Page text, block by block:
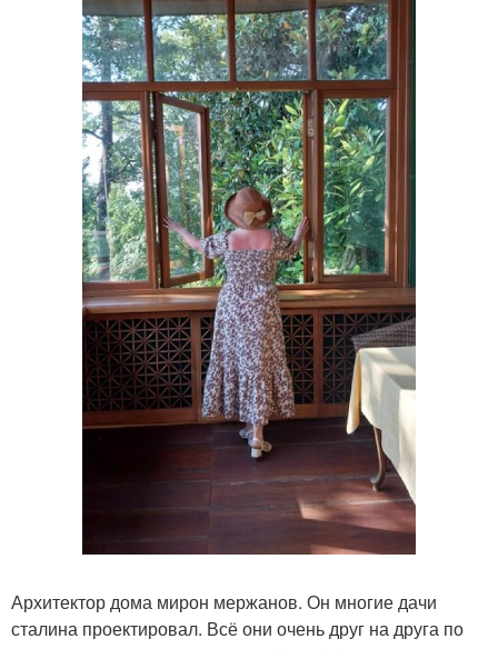
Архитектор дома мирон мержанов. Он многие дачи
сталина проектировал. Всё они очень друг на друга по